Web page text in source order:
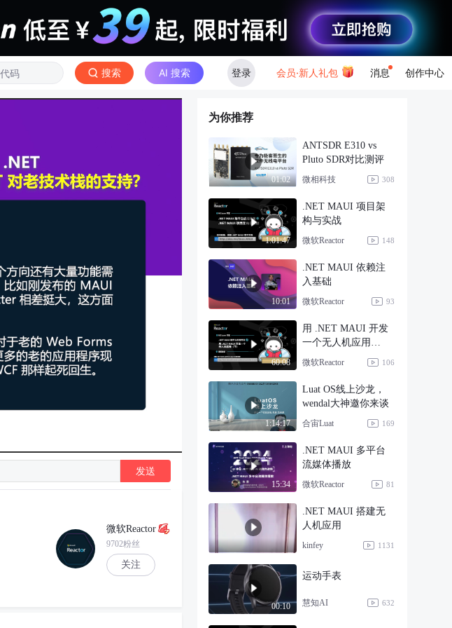
搜索 AI 搜索 登录 会员·新人礼包 消息 创作中心
发送
微软Reactor
9702粉丝
关注
为你推荐
01:02
ANTSDR E310 vs
Pluto SDR对比测评
微相科技 308
1:01:47
.NET MAUI 项目架
构与实战
微软Reactor 148
10:01
.NET MAUI 依赖注
入基础
微软Reactor 93
60:08
用 .NET MAUI 开发
一个无人机应用
（下）
微软Reactor 106
1:14:17
Luat OS线上沙龙，
wendal大神邀你来谈
合宙Luat 169
15:34
.NET MAUI 多平台
流媒体播放
微软Reactor 81
.NET MAUI 搭建无
人机应用
kinfey 1131
00:10
运动手表
慧知AI 632